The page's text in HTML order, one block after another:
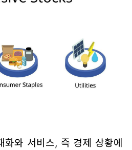
와 서비스, 즉 경제 상황에